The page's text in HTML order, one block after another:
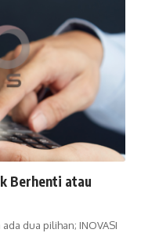
Berhenti atau
dua pilihan; INOVASI